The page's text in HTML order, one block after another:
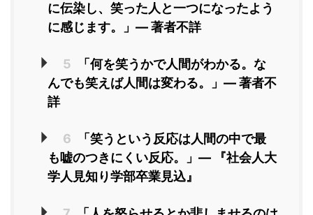
に伝染し、笑った人と一つになったよう
に感じます。」― 著者不詳
5
「何を笑うかで人間がわかる。な
んでも笑えば人間は変わる。」― 著者不
詳
6
「笑うという反応は人間の中で最
も嘘のつきにくい反応。」― 『社会人大
学人見知り学部卒業見込』